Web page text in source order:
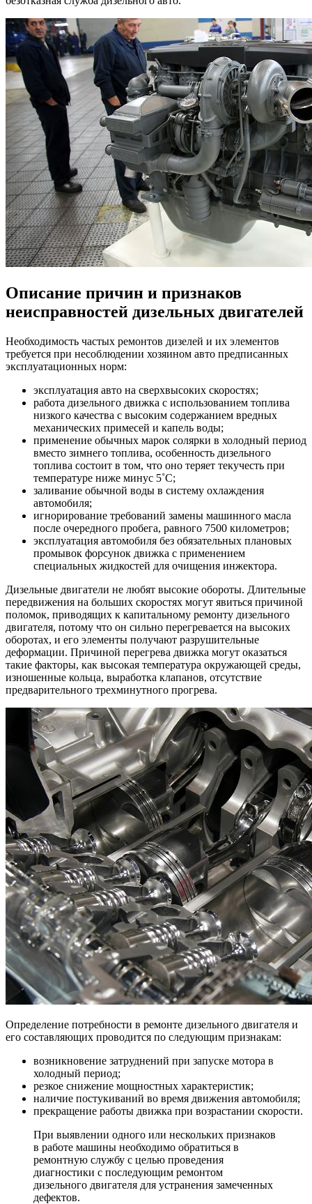
Описание причин и признаков
неисправностей дизельных двигателей
Необходимость частых ремонтов дизелей и их элементов
требуется при несоблюдении хозяином авто предписанных
эксплуатационных норм:
эксплуатация авто на сверхвысоких скоростях;
работа дизельного движка с использованием топлива
низкого качества с высоким содержанием вредных
механических примесей и капель воды;
применение обычных марок солярки в холодный период
вместо зимнего топлива, особенность дизельного
топлива состоит в том, что оно теряет текучесть при
температуре ниже минус 5˚С;
заливание обычной воды в систему охлаждения
автомобиля;
игнорирование требований замены машинного масла
после очередного пробега, равного 7500 километров;
эксплуатация автомобиля без обязательных плановых
промывок форсунок движка с применением
специальных жидкостей для очищения инжектора.
Дизельные двигатели не любят высокие обороты. Длительные
передвижения на больших скоростях могут явиться причиной
поломок, приводящих к капитальному ремонту дизельного
двигателя, потому что он сильно перегревается на высоких
оборотах, и его элементы получают разрушительные
деформации. Причиной перегрева движка могут оказаться
такие факторы, как высокая температура окружающей среды,
изношенные кольца, выработка клапанов, отсутствие
предварительного трехминутного прогрева.
Определение потребности в ремонте дизельного двигателя и
его составляющих проводится по следующим признакам:
возникновение затруднений при запуске мотора в
холодный период;
резкое снижение мощностных характеристик;
наличие постукиваний во время движения автомобиля;
прекращение работы движка при возрастании скорости.
При выявлении одного или нескольких признаков
в работе машины необходимо обратиться в
ремонтную службу с целью проведения
диагностики с последующим ремонтом
дизельного двигателя для устранения замеченных
дефектов.